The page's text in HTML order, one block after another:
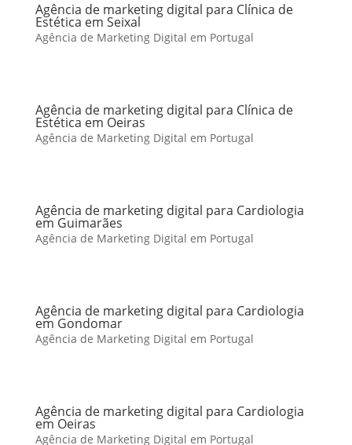
Agência de marketing digital para Clínica de
Estética em Seixal
Agência de Marketing Digital em Portugal
Agência de marketing digital para Clínica de
Estética em Oeiras
Agência de Marketing Digital em Portugal
Agência de marketing digital para Cardiologia
em Guimarães
Agência de Marketing Digital em Portugal
Agência de marketing digital para Cardiologia
em Gondomar
Agência de Marketing Digital em Portugal
Agência de marketing digital para Cardiologia
em Oeiras
Agência de Marketing Digital em Portugal